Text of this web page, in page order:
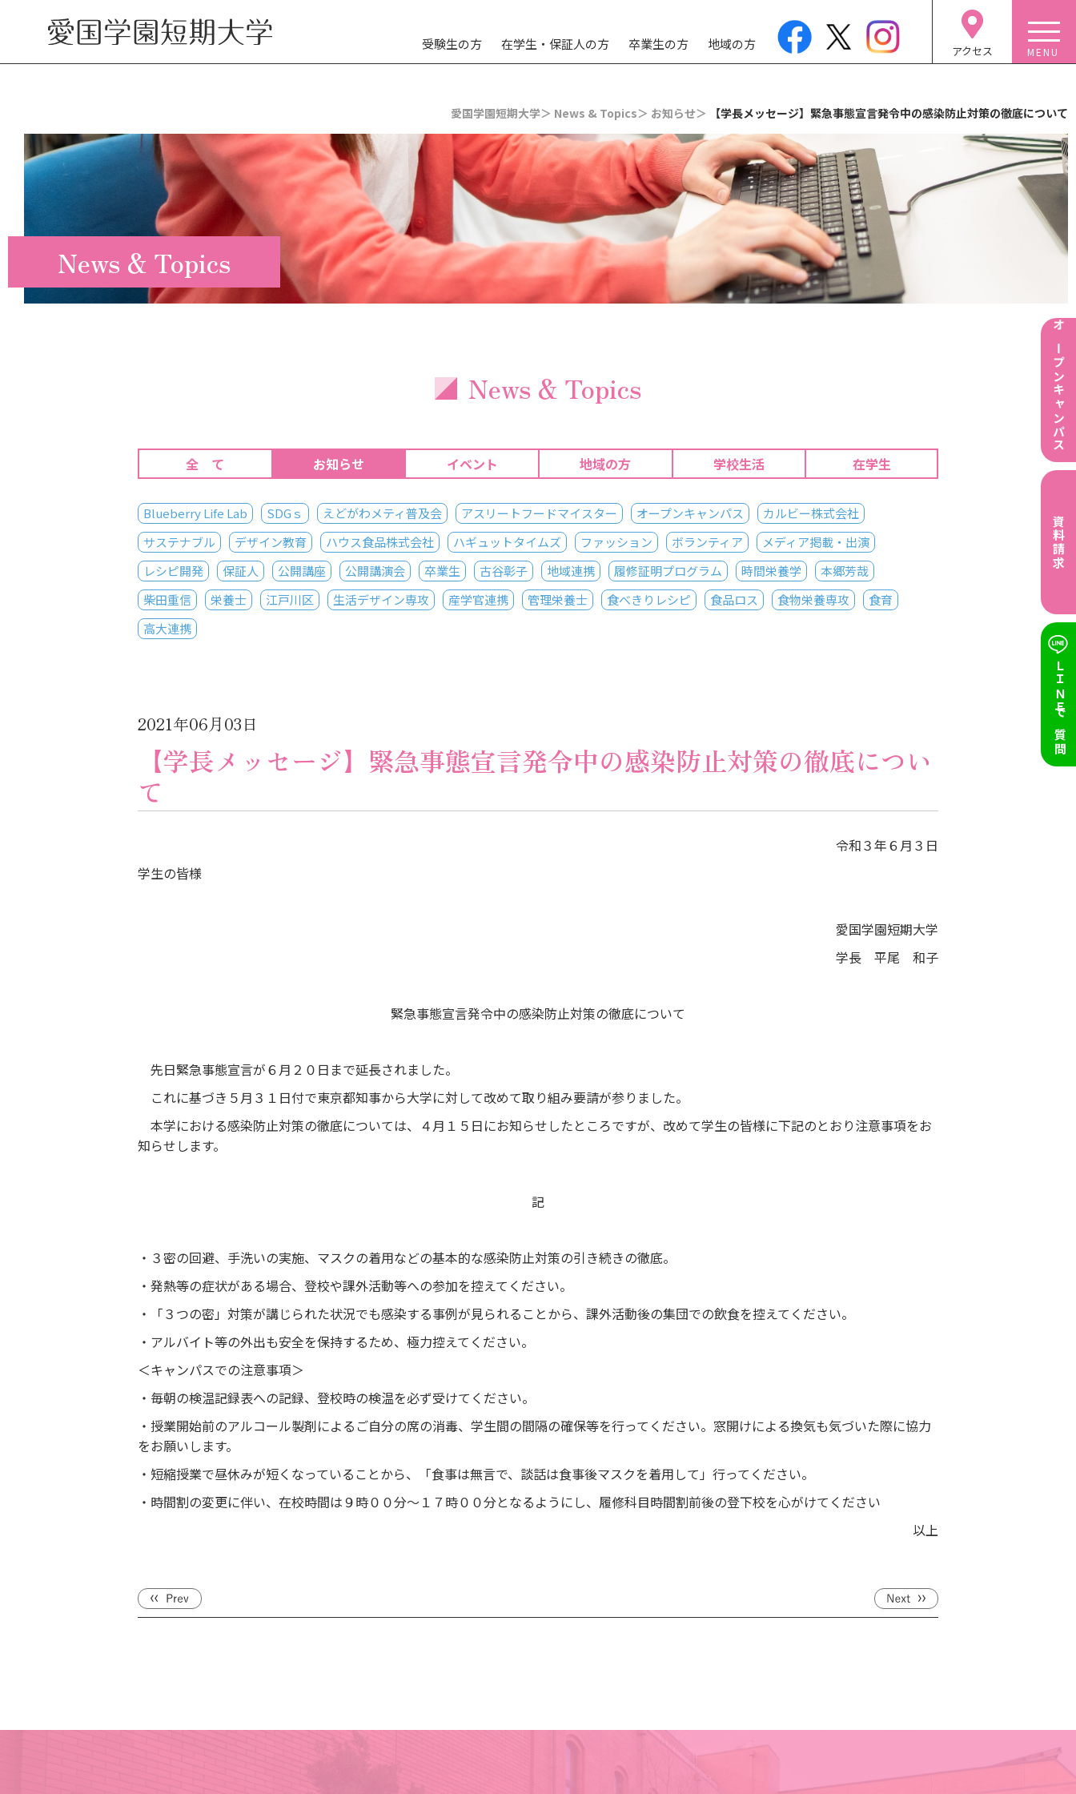
受験生の方 在学生・保証人の方 卒業生の方 地域の方 アクセス
愛国学園短期大学＞ News & Topics＞ お知らせ＞ 【学長メッセージ】緊急事態宣言発令中の感染防止対策の徹底について
News & Topics
News & Topics
全 て お知らせ イベント 地域の方 学校生活 在学生
Blueberry Life Lab SDGｓ えどがわメティ普及会 アスリートフードマイスター オープンキャンパス
カルビー株式会社
サステナブル
デザイン教育 ハウス食品株式会社 ハギュットタイムズ ファッション ボランティア
メディア掲載・出演
レシピ開発
保証人 公開講座 公開講演会 卒業生 古谷彰子 地域連携 履修証明プログラム 時間栄養学
本郷芳哉
柴田重信
栄養士 江戸川区 生活デザイン専攻 産学官連携 管理栄養士 食べきりレシピ 食品ロス 食物栄養専攻
食育
高大連携
2021年06月03日
【学長メッセージ】緊急事態宣言発令中の感染防止対策の徹底につい
て
令和３年６月３日
学生の皆様
愛国学園短期大学
学長 平尾 和子
緊急事態宣言発令中の感染防止対策の徹底について
先日緊急事態宣言が６月２０日まで延長されました。
これに基づき５月３１日付で東京都知事から大学に対して改めて取り組み要請が参りました。
本学における感染防止対策の徹底については、４月１５日にお知らせしたところですが、改めて学生の皆様に下記のとおり注意事項をお
知らせします。
記
・３密の回避、手洗いの実施、マスクの着用などの基本的な感染防止対策の引き続きの徹底。
・発熱等の症状がある場合、登校や課外活動等への参加を控えてください。
・「３つの密」対策が講じられた状況でも感染する事例が見られることから、課外活動後の集団での飲食を控えてください。
・アルバイト等の外出も安全を保持するため、極力控えてください。
＜キャンパスでの注意事項＞
・毎朝の検温記録表への記録、登校時の検温を必ず受けてください。
・授業開始前のアルコール製剤によるご自分の席の消毒、学生間の間隔の確保等を行ってください。窓開けによる換気も気づいた際に協力
をお願いします。
・短縮授業で昼休みが短くなっていることから、「食事は無言で、談話は食事後マスクを着用して」行ってください。
・時間割の変更に伴い、在校時間は９時００分～１７時００分となるようにし、履修科目時間割前後の登下校を心がけてください
以上
オープンキャンパス
資料請求
ＬＩＮＥで質問